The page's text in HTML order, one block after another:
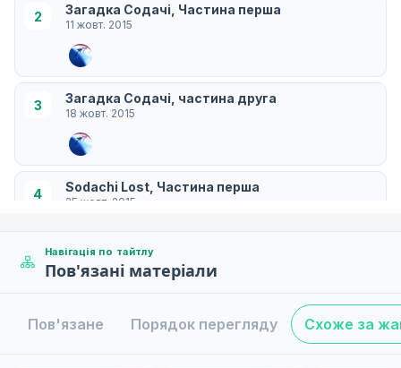
2 Загадка Содачі, Частина перша
11 жовт. 2015
3 Загадка Содачі, частина друга
18 жовт. 2015
4 Sodachi Lost, Частина перша
25 жовт. 2015
Содачі втрачений, частина друга
Навігація по тайтлу
Пов'язані матеріали
Пов'язане Порядок перегляду Схоже за